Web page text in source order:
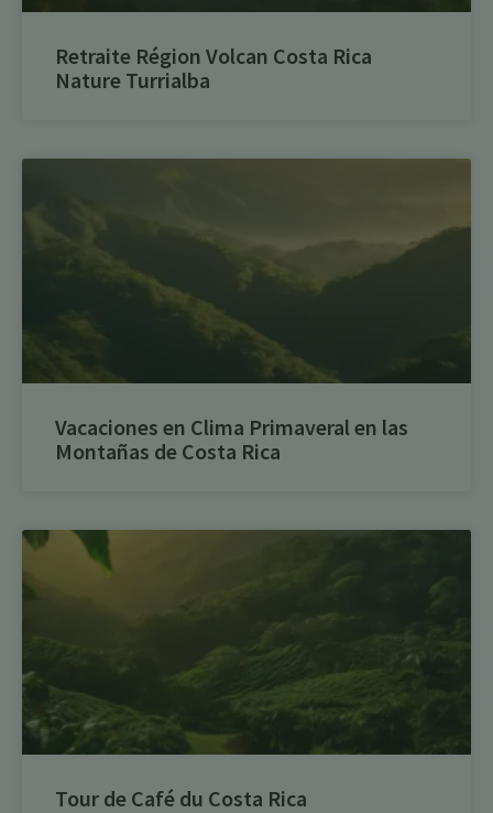
Retraite Région Volcan Costa Rica
Nature Turrialba
Vacaciones en Clima Primaveral en las
Montañas de Costa Rica
Tour de Café du Costa Rica